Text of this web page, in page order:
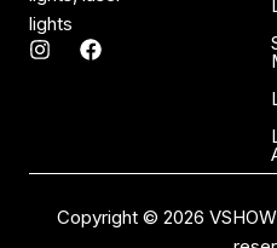
lights
I
r
F
o
Copyright © 2026 VSHOW